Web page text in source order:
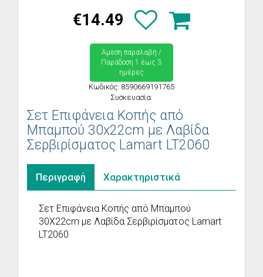
€14.49
Άμεση παραλαβή /
Παράδoση 1 έως 3
ημέρες
Κωδικός: 8590669191765
Συσκευασία:
Σετ Επιφάνεια Κοπής από
Μπαμπού 30x22cm με Λαβίδα
Σερβιρίσματος Lamart LT2060
Περιγραφή Χαρακτηριστικά
Σετ Επιφάνεια Κοπής από Μπαμπού
30X22cm με Λαβίδα Σερβιρίσματος Lamart
LT2060